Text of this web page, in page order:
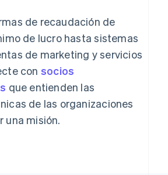
de recaudación de
de lucro hasta sistemas
de marketing y servicios
con socios
que entienden las
de las organizaciones
una misión.